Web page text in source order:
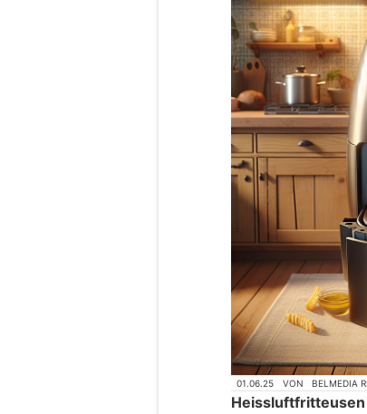
01.06.25 VON BELMEDIA
Heissluftfritteusen